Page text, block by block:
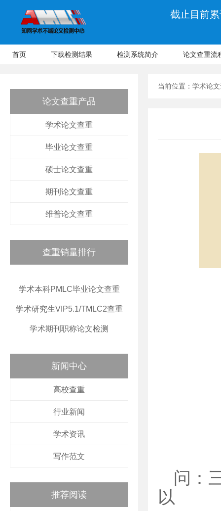
截止目前
首页 下载检测结果 检测系统简介 论文查重流
论文查重产品
学术论文查重
毕业论文查重
硕士论文查重
期刊论文查重
维普论文查重
查重销量排行
学术本科PMLC毕业论文查重
学术研究生VIP5.1/TMLC2查重
学术期刊职称论文检测
新闻中心
高校查重
行业新闻
学术资讯
写作范文
推荐阅读
当前位置： 学术论
问：
以